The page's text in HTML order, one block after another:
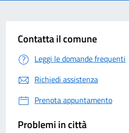
Contatta il comune
Leggi le domande frequenti
Richiedi assistenza
Prenota appuntamento
Problemi in città